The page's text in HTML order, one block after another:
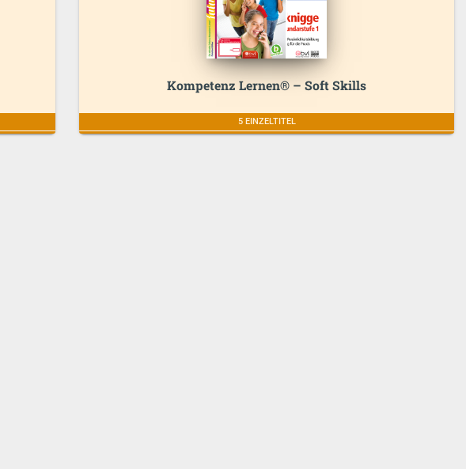
Kompetenz Lernen® – Soft Skills
5 EINZELTITEL